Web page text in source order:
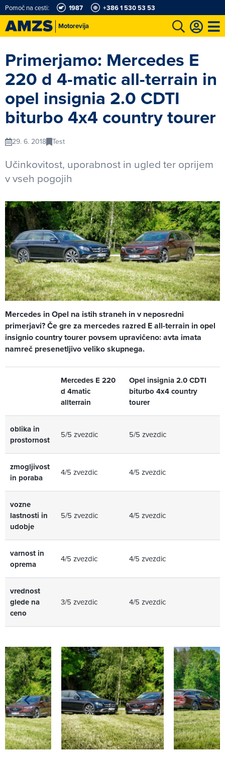
Motorevija
Pomoč na cesti: 1987 +386 1 530 53 53
Primerjamo: Mercedes E
220 d 4-matic all-terrain in
opel insignia 2.0 CDTI
biturbo 4x4 country tourer
29. 6. 2018 Test
Učinkovitost, uporabnost in ugled ter oprijem
v vseh pogojih
Mercedes in Opel na istih straneh in v neposredni
primerjavi? Če gre za mercedes razred E all-terrain in opel
insignio country tourer povsem upravičeno: avta imata
namreč presenetljivo veliko skupnega.
Mercedes E 220
d 4matic
allterrain
Opel insignia 2.0 CDTI
biturbo 4x4 country
tourer
oblika in
prostornost
5/5 zvezdic 5/5 zvezdic
zmogljivost
in poraba
4/5 zvezdic 4/5 zvezdic
vozne
lastnosti in
udobje
5/5 zvezdic 4/5 zvezdic
varnost in
oprema
4/5 zvezdic 4/5 zvezdic
vrednost
glede na
ceno
3/5 zvezdic 4/5 zvezdic